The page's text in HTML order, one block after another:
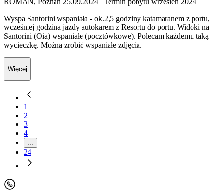
ROMAN, Poznań 25.09.2024 | Termin pobytu wrzesień 2024
Wyspa Santorini wspaniała - ok.2,5 godziny katamaranem z portu,
wcześniej godzina jazdy autokarem z Resortu do portu. Widoki na
Santorini (Oia) wspaniałe (pocztówkowe). Polecam każdemu taką
wycieczkę. Można zrobić wspaniałe zdjęcia.
Więcej
1
2
3
4
24